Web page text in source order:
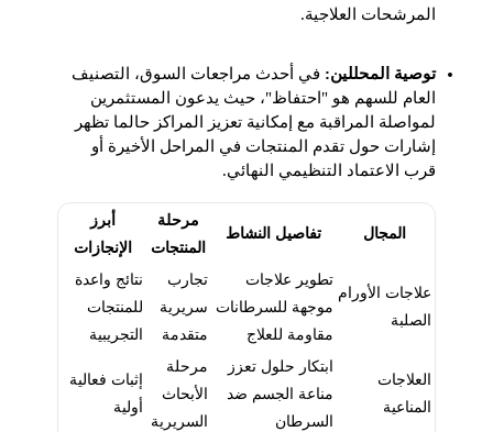
المرشحات العلاجية.
توصية المحللين:في أحدث مراجعات السوق، التصنيف
العام للسهم هو "احتفاظ"، حيث يدعون المستثمرين
لمواصلة المراقبة مع إمكانية تعزيز المراكز حالما تظهر
إشارات حول تقدم المنتجات في المراحل الأخيرة أو
قرب الاعتماد التنظيمي النهائي.
المجال تفاصيل النشاط
مرحلة
المنتجات
أبرز
الإنجازات
علاجات الأورام
الصلبة
تطوير علاجات
موجهة للسرطانات
مقاومة للعلاج
تجارب
سريرية
متقدمة
نتائج واعدة
للمنتجات
التجريبية
العلاجات
المناعية
ابتكار حلول تعزز
مناعة الجسم ضد
السرطان
مرحلة
الأبحاث
السريرية
إثبات فعالية
أولية